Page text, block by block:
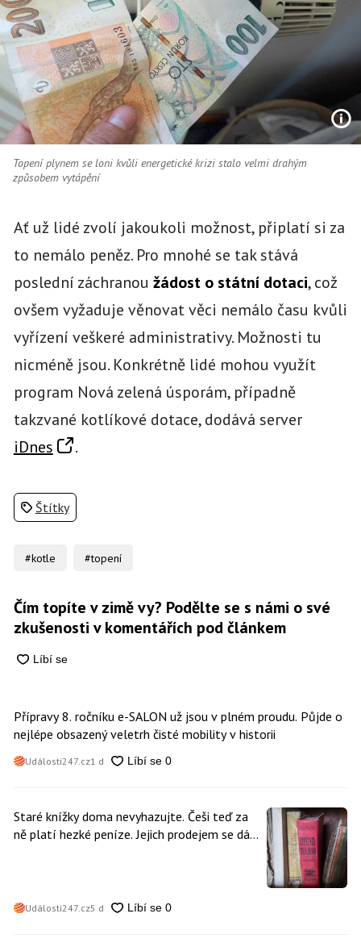
Topení plynem se loni kvůli energetické krizi stalo velmi drahým
způsobem vytápění
Ať už lidé zvolí jakoukoli možnost, připlatí si za
to nemálo peněz. Pro mnohé se tak stává
poslední záchranou žádost o státní dotaci, což
ovšem vyžaduje věnovat věci nemálo času kvůli
vyřízení veškeré administrativy. Možnosti tu
nicméně jsou. Konkrétně lidé mohou využít
program Nová zelená úsporám, případně
takzvané kotlíkové dotace, dodává server
iDnes
.
Štítky
#kotle #topení
Čím topíte v zimě vy? Podělte se s námi o své
zkušenosti v komentářích pod článkem
Přípravy 8. ročníku e-SALON už jsou v plném proudu. Půjde o
nejlépe obsazený veletrh čisté mobility v historii
Události247.cz1 d
Staré knížky doma nevyhazujte. Češi teď za
ně platí hezké peníze. Jejich prodejem se dá
Události247.cz5 d